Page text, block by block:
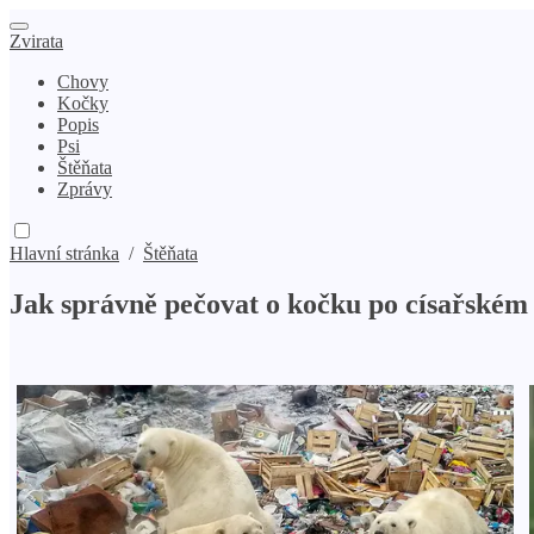
Zvirata
Chovy
Kočky
Popis
Psi
Štěňata
Zprávy
Hlavní stránka / Štěňata
Jak správně pečovat o kočku po